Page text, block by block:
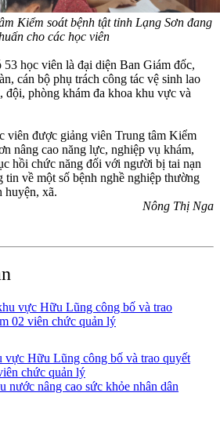
Kiểm soát bệnh tật tỉnh Lạng Sơn đang
cho các học viên
53 học viên là đại diện Ban Giám đốc,
cán bộ phụ trách công tác vệ sinh lao
đội, phòng khám đa khoa khu vực và
viên được giảng viên Trung tâm Kiểm
nâng cao năng lực, nghiệp vụ khám,
hồi chức năng đối với người bị tai nạn
tin về một số bệnh nghề nghiệp thường
huyện, xã.
Nông Thị Nga
vực Hữu Lũng công bố và trao quyết
chức quản lý